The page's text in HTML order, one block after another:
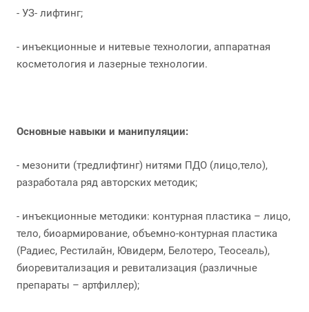
- УЗ- лифтинг;
- инъекционные и нитевые технологии, аппаратная
косметология и лазерные технологии.
Основные навыки и манипуляции:
- мезонити (тредлифтинг) нитями ПДО (лицо,тело),
разработала ряд авторских методик;
- инъекционные методики: контурная пластика – лицо,
тело, биоармирование, объемно-контурная пластика
(Радиес, Рестилайн, Ювидерм, Белотеро, Теосеаль),
биоревитализация и ревитализация (различные
препараты – артфиллер);